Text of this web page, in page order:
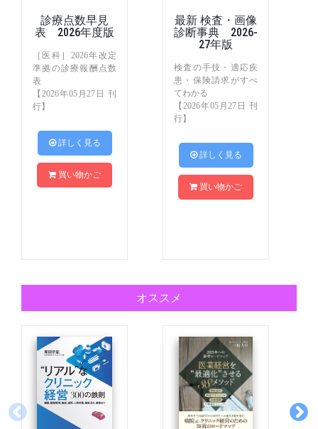
診療点数早見
表 2026年度版
［医科］2026年改定
準拠の診療報酬点数
表
【2026年05月27日 刊
行】
 詳しく見る
買い物かご
最新 検査・画像
診断事典 2026-
27年版
検査の手技・適応疾
患・保険請求がすべ
てわかる
【2026年05月27日 刊
行】
 詳しく見る
買い物かご
オススメ